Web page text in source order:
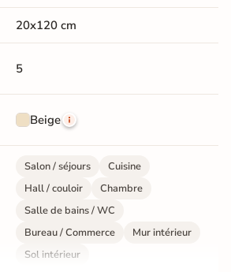
20x120 cm
5
Beige
Salon / séjours
Cuisine
Hall / couloir
Chambre
Salle de bains / WC
Bureau / Commerce
Mur intérieur
Sol intérieur